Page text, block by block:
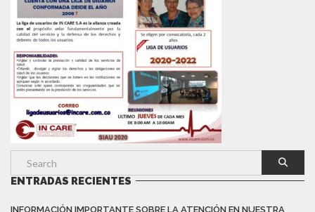
ENTRADAS RECIENTES
INFORMACIÓN IMPORTANTE SOBRE LA ATENCIÓN EN NUESTRA